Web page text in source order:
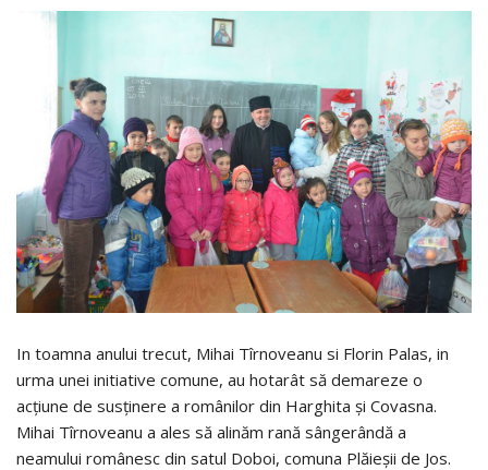
In toamna anului trecut, Mihai Tîrnoveanu si Florin Palas, in
urma unei initiative comune, au hotarât să demareze o
acţiune de susţinere a românilor din Harghita şi Covasna.
Mihai Tîrnoveanu a ales să alinăm rană sângerândă a
neamului românesc din satul Doboi, comuna Plăieşii de Jos.